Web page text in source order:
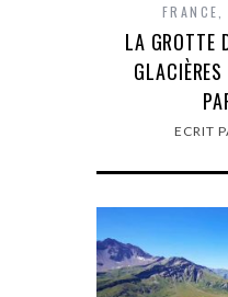
FRANCE
LA GROTTE
ECRIT